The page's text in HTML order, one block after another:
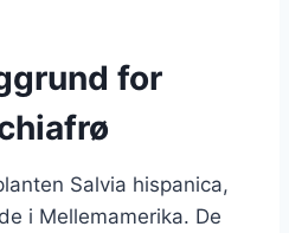
for
Salvia hispanica,
i Mellemamerika. De